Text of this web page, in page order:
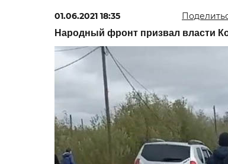
01.06.2021 18:35
Народный фронт призвал власти